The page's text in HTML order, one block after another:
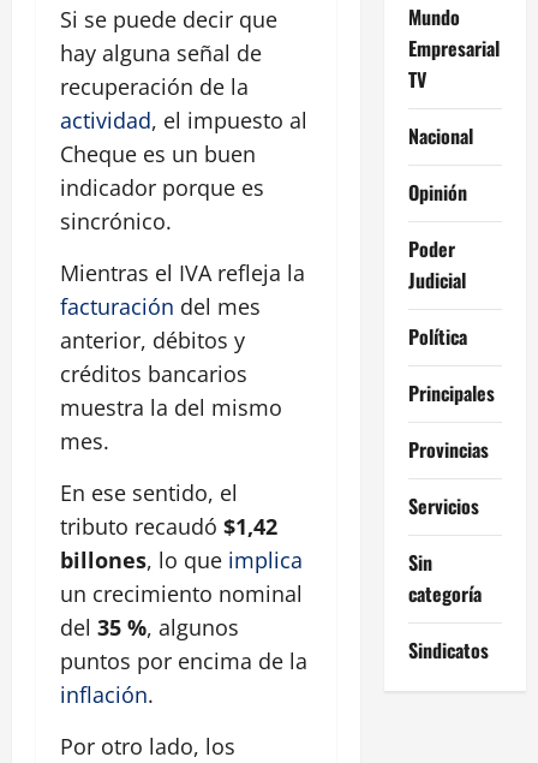
Si se puede decir que
hay alguna señal de
recuperación de la
actividad, el impuesto al
Cheque es un buen
indicador porque es
sincrónico.
Mientras el IVA refleja la
facturación del mes
anterior, débitos y
créditos bancarios
muestra la del mismo
mes.
En ese sentido, el
tributo recaudó $1,42
billones, lo que implica
un crecimiento nominal
del 35 %, algunos
puntos por encima de la
inflación.
Por otro lado, los
Mundo
Empresarial
TV
Nacional
Opinión
Poder
Judicial
Política
Principales
Provincias
Servicios
Sin
categoría
Sindicatos